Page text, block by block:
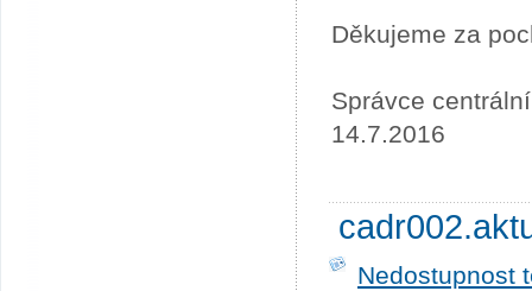
Děkujeme za
Správce
14.7.2016
Nedostupnost